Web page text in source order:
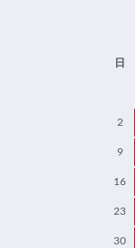
日
2
9
16
23
30